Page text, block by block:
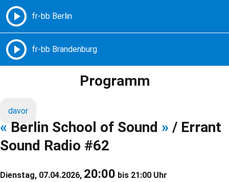
Freie Radios – Berlin Brandenburg
Programm
davor
« Berlin School of Sound » / Errant
Sound Radio #62
Dienstag, 07.04.2026, 20:00 bis 21:00 Uhr